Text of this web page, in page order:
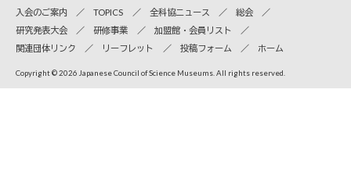
入会のご案内 TOPICS 全科協ニュース
総会
研究発表大会
研修事業
加盟館・会員リスト
関連団体リンク
リーフレット 投稿フォーム ホーム
Copyright © 2026 Japanese Council of Science Museums. All rights reserved.